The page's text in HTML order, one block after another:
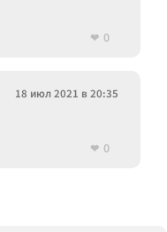
0
18 июл 2021 в 20:35
0